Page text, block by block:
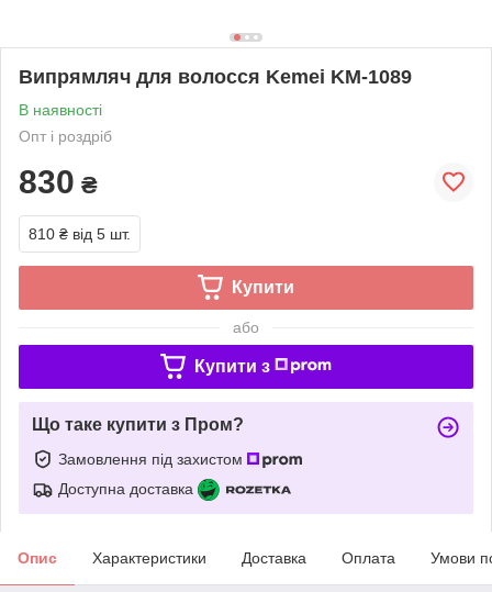
Випрямляч для волосся Kemei KM-1089
В наявності
Опт і роздріб
830 ₴
810 ₴ від 5 шт.
Купити
або
Купити з
Що таке купити з Пром?
Замовлення під захистом
Доступна доставка
Опис Характеристики Доставка Оплата Умови